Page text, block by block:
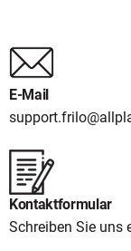
E-Mail
Kontaktformular
Schreiben Sie uns